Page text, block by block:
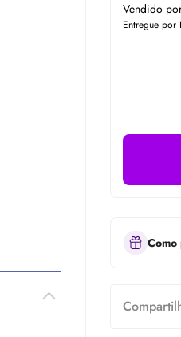
Vendido
Entregue por